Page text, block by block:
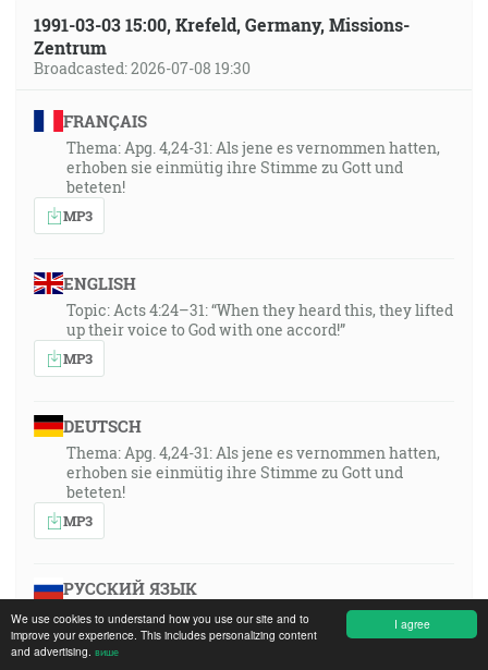
I agree
We use cookies to understand how you use our site and to
improve your experience. This includes personalizing content
and advertising. више
1991-03-03 15:00, Krefeld, Germany, Missions-
Zentrum
Broadcasted: 2026-07-08 19:30
FRANÇAIS
Thema: Apg. 4,24-31: Als jene es vernommen hatten,
erhoben sie einmütig ihre Stimme zu Gott und
beteten!
MP3
ENGLISH
Topic: Acts 4:24–31: “When they heard this, they lifted
up their voice to God with one accord!”
MP3
DEUTSCH
Thema: Apg. 4,24-31: Als jene es vernommen hatten,
erhoben sie einmütig ihre Stimme zu Gott und
beteten!
MP3
РУССКИЙ ЯЗЫК
Thema: Apg. 4,24-31: Als jene es vernommen hatten,
erhoben sie einmütig ihre Stimme zu Gott und
beteten!